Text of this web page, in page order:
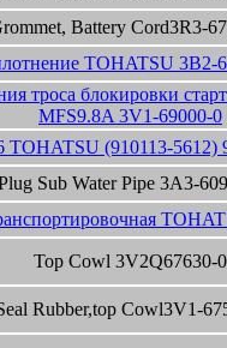
Battery Cord3R3-
TOHATSU 3B2-
троса блокировки
MFS9.8A 3V1-69000-0
TOHATSU (910113-5612)
Sub Water Pipe 3A3-
Top Cowl 3V2Q67630-0
Rubber,top Cowl3V1-